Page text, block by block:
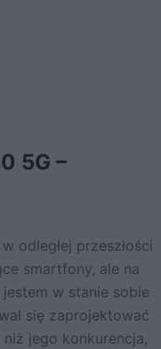
5G –
odległej przeszłości
smartfony, ale na
w stanie sobie
się zaprojektować
jego konkurencja,